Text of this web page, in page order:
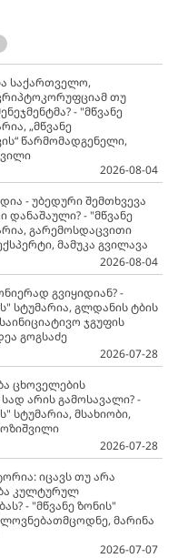
საქართველო,
თუ
- "მწვანე
„მწვანე
წარმომადგენელი,
2026-08-04
- უბედური შემთხვევა
დანაშაული? - "მწვანე
გარემოსდაცვითი
მამუკა გვილავა
2026-08-04
გვიყიდიან? -
სტუმარია, გლდანის ტბის
ჯგუფის
გოგსაძე
2026-07-28
ცხოველების
არის გამოსავალი? -
სტუმარია, მსახიობი,
2026-07-28
იცავს თუ არა
კულტურულ
- "მწვანე ზონის"
მარინა
2026-07-07